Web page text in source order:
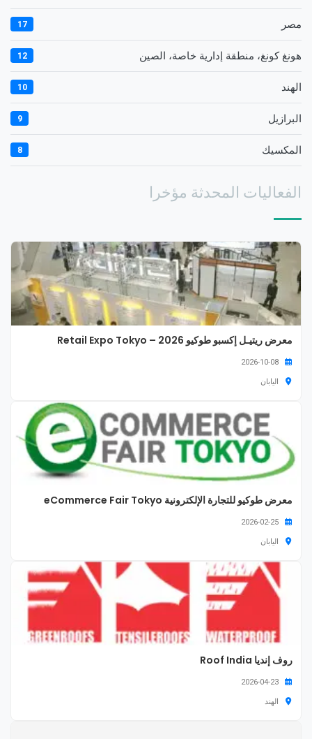
مصر 17
هونغ كونغ، منطقة إدارية خاصة، الصين 12
الهند 10
البرازيل 9
المكسيك 8
الفعاليات المحدثة مؤخرا
معرض ريتيـل إكسبو طوكيو 2026 – Retail Expo Tokyo
اليابان
معرض طوكيو للتجارة الإلكترونية eCommerce Fair Tokyo
اليابان
روف إنديا Roof India
الهند